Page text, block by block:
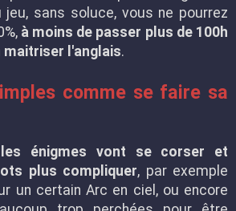
sans soluce, vous ne pourrez
à moins de passer plus de 100h
l'anglais.
comme se faire sa
les énigmes vont se corser et
plus compliquer, par exemple
un certain Arc en ciel, ou encore